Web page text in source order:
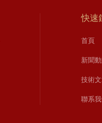
快速
首頁
新聞
技術
聯系